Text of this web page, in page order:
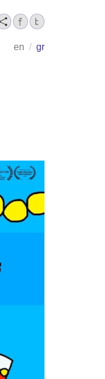
en / gr